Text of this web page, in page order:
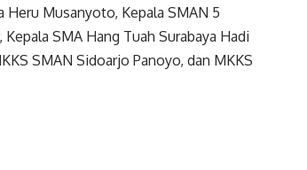
Heru Musanyoto, Kepala SMAN 5
SMA Hang Tuah Surabaya Hadi
SMAN Sidoarjo Panoyo, dan MKKS